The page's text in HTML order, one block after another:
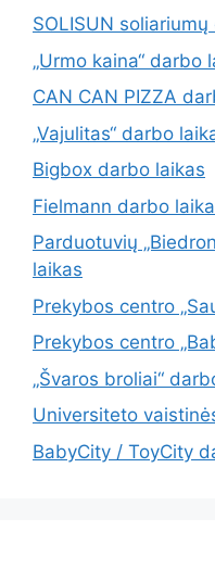
SOLISUN
„Urmo kaina“ darbo
CAN CAN PIZZA
„Vajulitas“ darbo
Bigbox darbo laikas
Fielmann darbo
Parduotuvių
laikas
Prekybos centro
Prekybos centro
„Švaros broliai“
Universiteto
BabyCity / ToyCity